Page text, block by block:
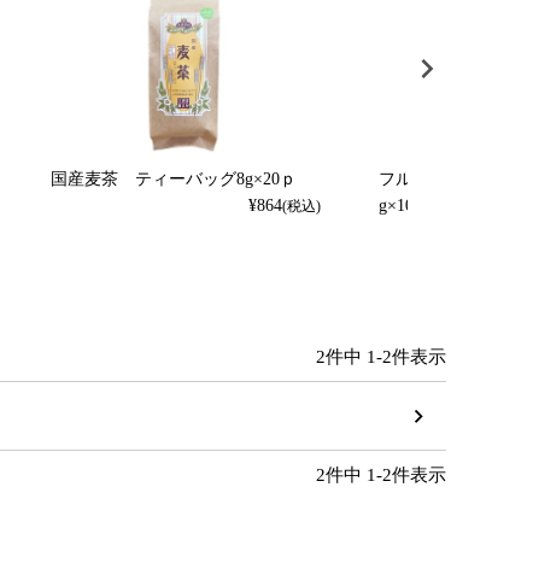
国産麦茶 ティーバッグ8g×20ｐ
¥864(税込)
フルーツ麦茶（パ
g×10p（袋）
2件中 1-2件表示
2件中 1-2件表示